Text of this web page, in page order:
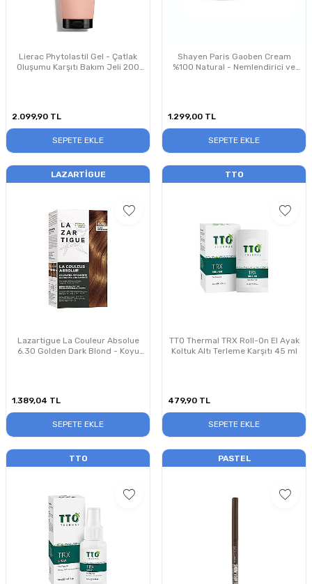
Lierac Phytolastil Gel - Çatlak
Oluşumu Karşıtı Bakım Jeli 200
2.099,90 TL
SEPETE EKLE
Shayen Paris Gaoben Cream
%100 Natural - Nemlendirici ve
1.299,00 TL
SEPETE EKLE
LAZARTIGUE
Lazartigue La Couleur Absolue
6.30 Golden Dark Blond - Koyu
1.389,04 TL
SEPETE EKLE
TTO
TTO Thermal TRX Roll-On El Ayak
Koltuk Altı Terleme Karşıtı 45 ml
479,90 TL
SEPETE EKLE
TTO PASTEL